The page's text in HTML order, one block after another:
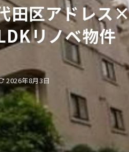
田区アドレス
リノベ物件
2026年8月3日